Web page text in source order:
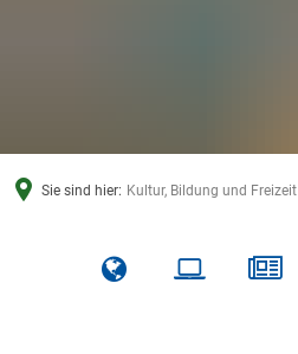
Sie sind hier: Kultur, Bildung und Freizeit